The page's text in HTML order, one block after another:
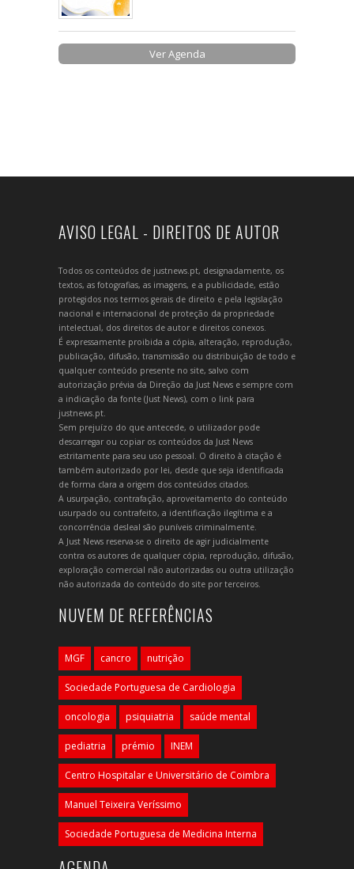
Ver Agenda
AVISO LEGAL - DIREITOS DE AUTOR
Todos os conteúdos de justnews.pt, designadamente, os
textos, as fotografias, as imagens, e a publicidade, estão
protegidos nos termos gerais de direito e pela legislação
nacional e internacional de proteção da propriedade
intelectual, dos direitos de autor e direitos conexos.
É expressamente proibida a cópia, alteração, reprodução,
publicação, difusão, transmissão ou distribuição de todo e
qualquer conteúdo presente no site, salvo com
autorização prévia da Direção da Just News e sempre com
a indicação da fonte (Just News), com o link para
justnews.pt.
Sem prejuízo do que antecede, o utilizador pode
descarregar ou copiar os conteúdos da Just News
estritamente para seu uso pessoal. O direito à citação é
também autorizado por lei, desde que seja identificada
de forma clara a origem dos conteúdos citados.
A usurpação, contrafação, aproveitamento do conteúdo
usurpado ou contrafeito, a identificação ilegítima e a
concorrência desleal são puníveis criminalmente.
A Just News reserva-se o direito de agir judicialmente
contra os autores de qualquer cópia, reprodução, difusão,
exploração comercial não autorizadas ou outra utilização
não autorizada do conteúdo do site por terceiros.
NUVEM DE REFERÊNCIAS
MGF cancro nutrição
Sociedade Portuguesa de Cardiologia
oncologia psiquiatria saúde mental
pediatria prémio INEM
Centro Hospitalar e Universitário de Coimbra
Manuel Teixeira Veríssimo
Sociedade Portuguesa de Medicina Interna